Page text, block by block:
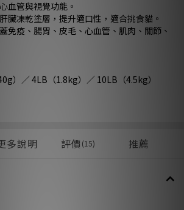
血管與視覺功能。
臟凍乾塗層，提升適口性，適合挑食貓。
免疫、腸胃、皮毛、心血管、肌肉、關節、
）／ 4LB（1.8kg）／ 10LB（4.5kg）
多說明 評價(15) 推薦